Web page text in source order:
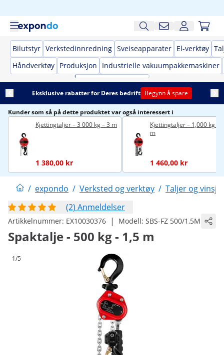
Bilutstyr Verkstedinnredning Sveiseapparater El-verktøy
Håndverktøy Produksjon Industrielle vakuumpakkemaskiner
Eksklusive rabatter for Deres bedrift Begynn å spare
Kunder som så på dette produktet var også interessert i
Kjettingtaljer – 3 000 kg – 3 m
1 380,00 kr
Kjettingtaljer – 1,000 kg –
m
1 460,00 kr
/ expondo / Verksted og verktøy / Taljer og
(2) Anmeldelser
Artikkelnummer: EX10030376 | Modell: SBS-FZ 500/1,5M
Spaktalje - 500 kg - 1,5 m
1/5